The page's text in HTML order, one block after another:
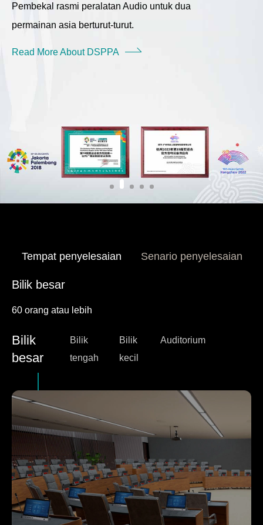
Pembekal rasmi peralatan Audio untuk dua
permainan asia berturut-turut.
Read More About DSPPA
Tempat penyelesaian Senario penyelesaian
Bilik besar
60 orang atau lebih
20-60 orang
20 orang atau kurang
100-500 orang
Bilik
besar
Bilik
tengah
Bilik
kecil
Auditorium